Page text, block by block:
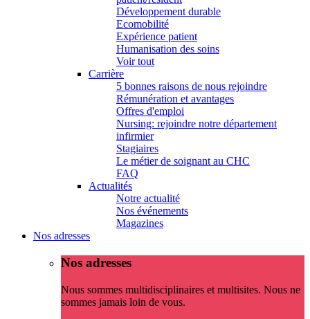
Développement durable
Ecomobilité
Expérience patient
Humanisation des soins
Voir tout
Carrière
5 bonnes raisons de nous rejoindre
Rémunération et avantages
Offres d'emploi
Nursing: rejoindre notre département
infirmier
Stagiaires
Le métier de soignant au CHC
FAQ
Actualités
Notre actualité
Nos événements
Magazines
Nos adresses
Nos adresses
Nous sommes multidisciplinaires et multisites. Nous ne
sommes jamais loin de vous.